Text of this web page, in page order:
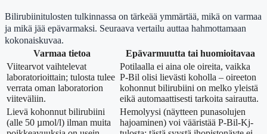
Bilirubiinitulosten tulkinnassa on tärkeää ymmärtää, mikä on varmaa
ja mikä jää epävarmaksi. Seuraava vertailu auttaa hahmottamaan
kokonaiskuvaa.
Varmaa tietoa
Epävarmuutta tai huomioitavaa
Viitearvot vaihtelevat
laboratorioittain; tulosta tulee
verrata oman laboratorion
viiteväliin.
Potilaalla ei aina ole oireita, vaikka
P-Bil olisi lievästi koholla – oireeton
kohonnut bilirubiini on melko yleistä
eikä automaattisesti tarkoita sairautta.
Lievä kohonnut bilirubiini
(alle 50 µmol/l) ilman muita
Hemolyysi (näytteen punasolujen
hajoaminen) voi vääristää P-Bil-Kj-